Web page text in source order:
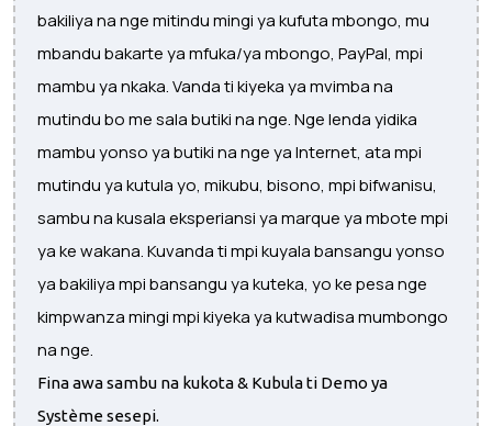
bakiliya na nge mitindu mingi ya kufuta mbongo, mu
mbandu bakarte ya mfuka/ya mbongo, PayPal, mpi
mambu ya nkaka. Vanda ti kiyeka ya mvimba na
mutindu bo me sala butiki na nge. Nge lenda yidika
mambu yonso ya butiki na nge ya Internet, ata mpi
mutindu ya kutula yo, mikubu, bisono, mpi bifwanisu,
sambu na kusala eksperiansi ya marque ya mbote mpi
ya ke wakana. Kuvanda ti mpi kuyala bansangu yonso
ya bakiliya mpi bansangu ya kuteka, yo ke pesa nge
kimpwanza mingi mpi kiyeka ya kutwadisa mumbongo
na nge.
Fina awa sambu na kukota & Kubula ti Demo ya
Système sesepi.